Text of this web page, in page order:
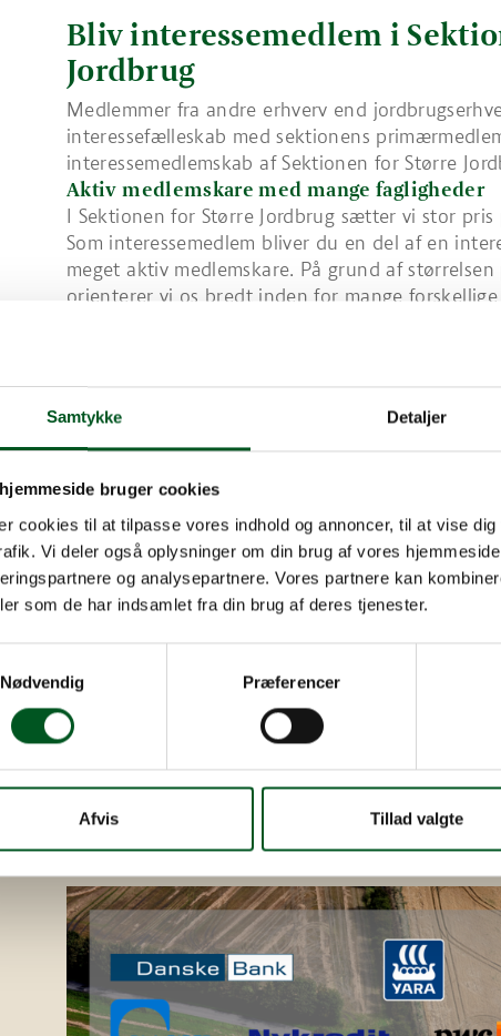
Samtykke Detaljer
bruger cookies
cookies til at tilpasse vores indhold og annoncer, til at vise
Vi deler også oplysninger om din brug af vores
og analysepartnere. Vores partnere kan
som de har indsamlet fra din brug af deres tjenester.
Nødvendig
Præferencer
Afvis Tillad valgte
Bliv interessemedlem i
Jordbrug
Medlemmer fra andre erhverv end
interessefælleskab med sektionens
interessemedlemskab af Sektionen for Større
Aktiv medlemskare med mange fagligheder
I Sektionen for Større Jordbrug sætter vi stor pris
Som interessemedlem bliver du en del af en
meget aktiv medlemskare. På grund af
orienterer vi os bredt inden for mange
udgivelser.
Kontakt os viastoerrejordbrug@lf.dkfor at høre
Hvad er Sektionen for Større Jordbrug?
Landbrug & Fødevarer. Vores medlemmer er
godser, herregårde, hovedgårde eller større
driver ejerledede og familieejede virksomheder.
Sektionens overordnede formål er at sikre
drive et produktions- og indtjeningsorienteret
bevare danske godser og herregårde med